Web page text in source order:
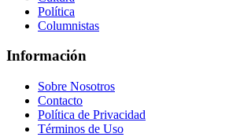
Política
Columnistas
Información
Sobre Nosotros
Contacto
Política de Privacidad
Términos de Uso